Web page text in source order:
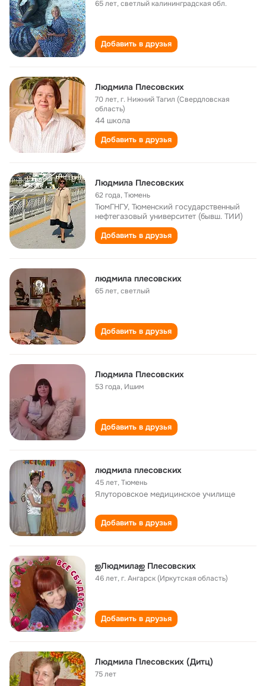
65 лет,светлый калининградская обл.
Добавить в друзья
Людмила Плесовских
70 лет,г. Нижний Тагил (Свердловская
область)
44 школа
Добавить в друзья
Людмила Плесовских
62 года,Тюмень
ТюмГНГУ, Тюменский государственный
нефтегазовый университет (бывш. ТИИ)
Добавить в друзья
людмила плесовских
65 лет,светлый
Добавить в друзья
Людмила Плесовских
53 года, Ишим
Добавить в друзья
людмила плесовских
45 лет,Тюмень
Ялуторовское медицинское училище
Добавить в друзья
ஐЛюдмилаஐ Плесовских
46 лет,г. Ангарск (Иркутская область)
Добавить в друзья
Людмила Плесовских (Дитц)
75 лет